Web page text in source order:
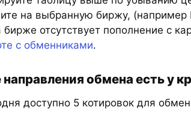
на выбранную биржу, (например
бирже отсутствует пополнение с
с обменниками.
направления обмена есть у
доступно 5 котировок для